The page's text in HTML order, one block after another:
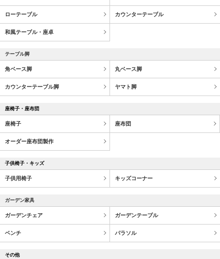
ローテーブル カウンターテーブル
和風テーブル・座卓
テーブル脚
角ベース脚 丸ベース脚
カウンターテーブル脚 ヤマト脚
座椅子・座布団
座椅子 座布団
オーダー座布団製作
子供椅子・キッズ
子供用椅子 キッズコーナー
ガーデン家具
ガーデンチェア ガーデンテーブル
ベンチ パラソル
その他